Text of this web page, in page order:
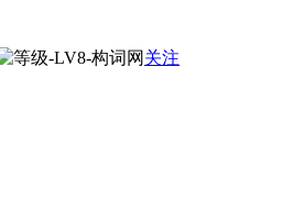
关注